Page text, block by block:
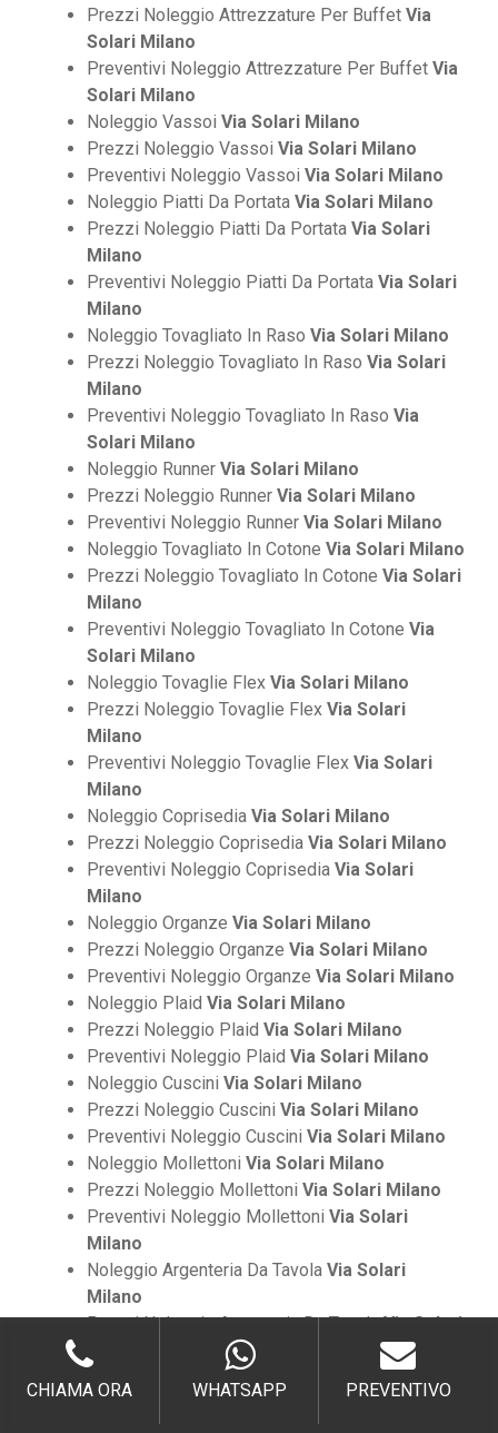
Prezzi Noleggio Attrezzature Per Buffet Via
Solari Milano
Preventivi Noleggio Attrezzature Per Buffet Via
Solari Milano
Noleggio Vassoi Via Solari Milano
Prezzi Noleggio Vassoi Via Solari Milano
Preventivi Noleggio Vassoi Via Solari Milano
Noleggio Piatti Da Portata Via Solari Milano
Prezzi Noleggio Piatti Da Portata Via Solari
Milano
Preventivi Noleggio Piatti Da Portata Via Solari
Milano
Noleggio Tovagliato In Raso Via Solari Milano
Prezzi Noleggio Tovagliato In Raso Via Solari
Milano
Preventivi Noleggio Tovagliato In Raso Via
Solari Milano
Noleggio Runner Via Solari Milano
Prezzi Noleggio Runner Via Solari Milano
Preventivi Noleggio Runner Via Solari Milano
Noleggio Tovagliato In Cotone Via Solari Milano
Prezzi Noleggio Tovagliato In Cotone Via Solari
Milano
Preventivi Noleggio Tovagliato In Cotone Via
Solari Milano
Noleggio Tovaglie Flex Via Solari Milano
Prezzi Noleggio Tovaglie Flex Via Solari
Milano
Preventivi Noleggio Tovaglie Flex Via Solari
Milano
Noleggio Coprisedia Via Solari Milano
Prezzi Noleggio Coprisedia Via Solari Milano
Preventivi Noleggio Coprisedia Via Solari
Milano
Noleggio Organze Via Solari Milano
Prezzi Noleggio Organze Via Solari Milano
Preventivi Noleggio Organze Via Solari Milano
Noleggio Plaid Via Solari Milano
Prezzi Noleggio Plaid Via Solari Milano
Preventivi Noleggio Plaid Via Solari Milano
Noleggio Cuscini Via Solari Milano
Prezzi Noleggio Cuscini Via Solari Milano
Preventivi Noleggio Cuscini Via Solari Milano
Noleggio Mollettoni Via Solari Milano
Prezzi Noleggio Mollettoni Via Solari Milano
Preventivi Noleggio Mollettoni Via Solari
Milano
Noleggio Argenteria Da Tavola Via Solari
Milano
Prezzi Noleggio Argenteria Da TavolaVia Solari
Preventivi Noleggio Argenteria Da TavolaVia
Solari Milano
CHIAMA ORA WHATSAPP PREVENTIVO